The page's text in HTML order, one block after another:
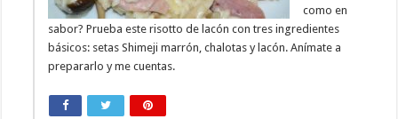
como en
sabor? Prueba este risotto de lacón con tres ingredientes
básicos: setas Shimeji marrón, chalotas y lacón. Anímate a
prepararlo y me cuentas.